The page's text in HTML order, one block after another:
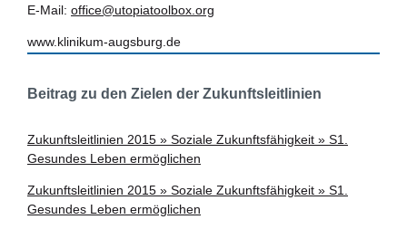
E-Mail: office@utopiatoolbox.org
www.klinikum-augsburg.de
Beitrag zu den Zielen der Zukunftsleitlinien
Zukunftsleitlinien 2015 » Soziale Zukunftsfähigkeit » S1.
Gesundes Leben ermöglichen
Zukunftsleitlinien 2015 » Soziale Zukunftsfähigkeit » S1.
Gesundes Leben ermöglichen